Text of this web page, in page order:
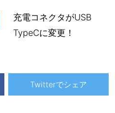
充電コネクタがUSB
TypeCに変更！
Twitterでシェア